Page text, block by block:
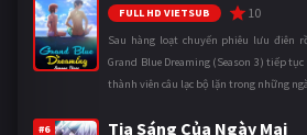
FULL HD VIETSUB 10
Sau hàng loạt chuyến phiêu lưu điên
Grand Blue Dreaming (Season 3) tiếp
thành viên câu lạc bộ lặn trong những
#6 Tia Sáng Của Ngày Mai